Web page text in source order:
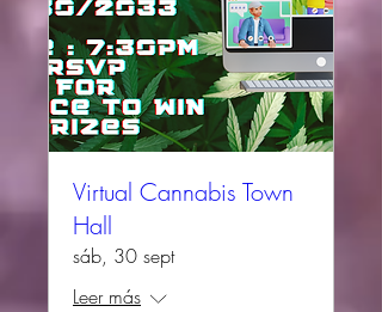
Virtual Cannabis Town
Hall
sáb, 30 sept
Leer más